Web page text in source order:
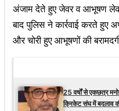
अंजाम देते हुए जेवर व आभूषण
बाद पुलिस ने कार्रवाई करते हुए
और चोरी हुए आभूषणों की
25 वर्षों से एकछत्र
क्रिकेट संघ में बदलाव